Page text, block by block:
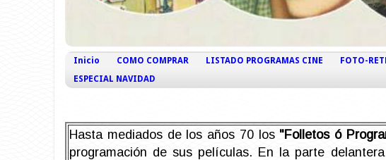
Inicio COMO COMPRAR LISTADO PROGRAMAS CINE FOTO-
ESPECIAL NAVIDAD
Hasta mediados de los años 70 los "Folletos ó
programación de sus películas. En la parte